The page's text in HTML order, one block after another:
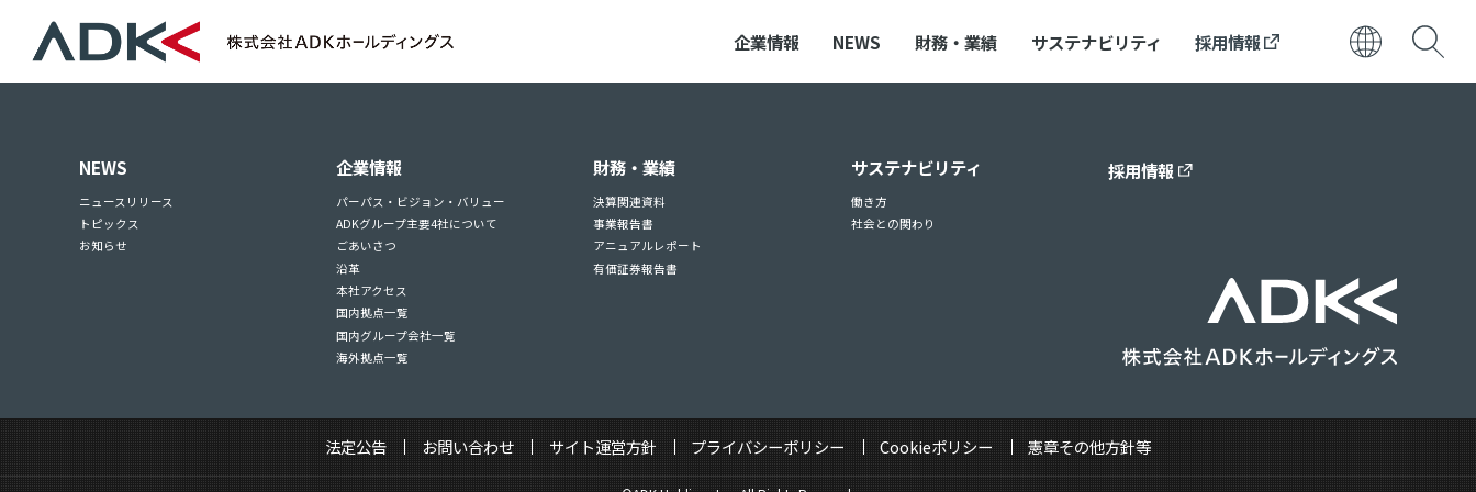
企業情報 NEWS 財務・業績 サステナビリティ 採用情報
NEWS
ニュースリリース
トピックス
お知らせ
企業情報
パーパス・ビジョン・バリュー
ADKグループ主要4社について
ごあいさつ
沿革
本社アクセス
国内拠点一覧
国内グループ会社一覧
海外拠点一覧
財務・業績
決算関連資料
事業報告書
アニュアルレポート
有価証券報告書
サステナビリティ
働き方
社会との関わり
採用情報
法定公告 お問い合わせ サイト運営方針 プライバシーポリシー Cookieポリシー 憲章その他方針等